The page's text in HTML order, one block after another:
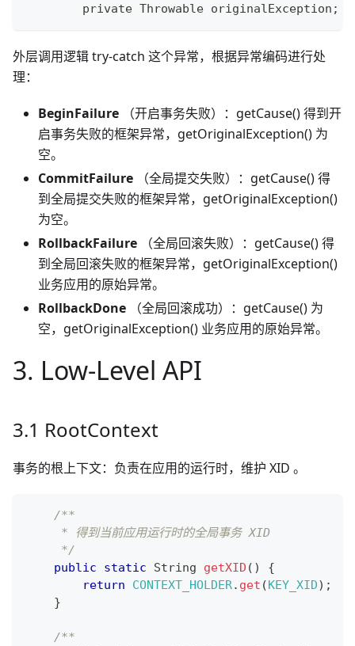
        private Throwable originalException;
外层调用逻辑 try-catch 这个异常，根据异常编码进行处
理：
BeginFailure （开启事务失败）：getCause() 得到开
启事务失败的框架异常，getOriginalException() 为
空。
CommitFailure （全局提交失败）：getCause() 得
到全局提交失败的框架异常，getOriginalException()
为空。
RollbackFailure （全局回滚失败）：getCause() 得
到全局回滚失败的框架异常，getOriginalException()
业务应用的原始异常。
RollbackDone （全局回滚成功）：getCause() 为
空，getOriginalException() 业务应用的原始异常。
3. Low-Level API
3.1 RootContext
事务的根上下文：负责在应用的运行时，维护 XID 。
/**
     * 得到当前应用运行时的全局事务 XID
     */
public
static String getXID ( )
{
return
CONTEXT_HOLDER. get (KEY_XID) ;
}
/**